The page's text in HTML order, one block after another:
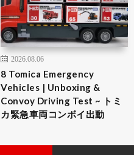
2026.08.06
8 Tomica Emergency
Vehicles | Unboxing &
Convoy Driving Test ~ トミ
カ緊急車両コンボイ出動